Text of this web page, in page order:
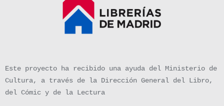
Este proyecto ha recibido una ayuda del Ministerio de
Cultura, a través de la Dirección General del Libro,
del Cómic y de la Lectura